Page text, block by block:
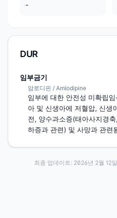
-
DUR
임부금기
암로디핀 / Amlodipine
임부에 대한 안전성 미확립
아 및 신생아에 저혈압, 신생
전, 양수과소증(태아사지경
하증과 관련) 및 사망과 관련
최종 업데이트: 2026년 2월 12일